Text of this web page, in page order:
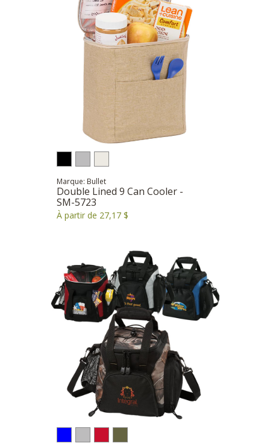
Marque: Bullet
Double Lined 9 Can Cooler -
SM-5723
À partir de 27,17 $